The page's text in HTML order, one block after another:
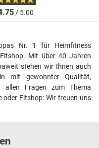
/ 5.00
Nr. 1 für Heimfitness
Mit über 40 Jahren
stehen wir Ihnen auch
mit gewohnter Qualität,
allen Fragen zum Thema
oder Fitshop: Wir freuen uns